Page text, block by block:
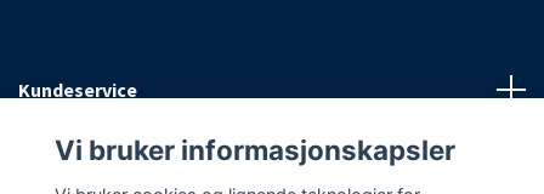
Kundeservice
Informasjon
Vi bruker informasjonskapsler